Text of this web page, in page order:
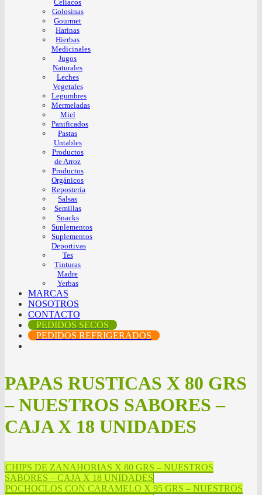
Celíacos
Golosinas
Gourmet
Harinas
Hierbas
Medicinales
Jugos
Naturales
Leches
Vegetales
Legumbres
Mermeladas
Miel
Panificados
Pastas
Untables
Productos
de Arroz
Productos
Orgánicos
Repostería
Salsas
Semillas
Snacks
Suplementos
Suplementos
Deportivas
Tes
Tinturas
Madre
Yerbas
MARCAS
NOSOTROS
CONTACTO
PEDIDOS SECOS
PEDIDOS REFRIGERADOS
PAPAS RUSTICAS X 80 GRS
– NUESTROS SABORES –
CAJA X 18 UNIDADES
CHIPS DE ZANAHORIAS X 80 GRS – NUESTROS
SABORES – CAJA X 18 UNIDADES
POCHOCLOS CON CARAMELO X 95 GRS – NUESTROS